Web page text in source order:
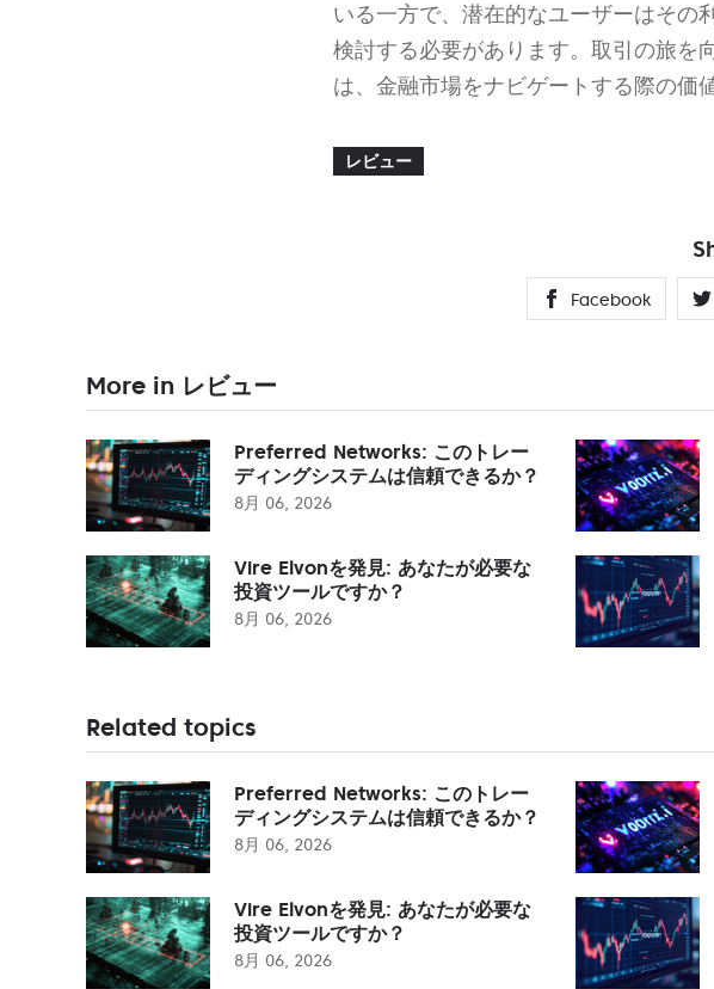
いる一方で、潜在的なユーザーはその
検討する必要があります。取引の旅を
は、金融市場をナビゲートする際の価
レビュー
Facebook
More in レビュー
Preferred Networks: このトレー
ディングシステムは信頼できるか？
8月 06, 2026
Vire Elvonを発見: あなたが必要な
投資ツールですか？
8月 06, 2026
Related topics
Preferred Networks: このトレー
ディングシステムは信頼できるか？
8月 06, 2026
Vire Elvonを発見: あなたが必要な
投資ツールですか？
8月 06, 2026